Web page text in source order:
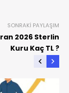
SONRAKI PAYLAŞIM
2026 Sterlin
Kuru Kaç TL ?